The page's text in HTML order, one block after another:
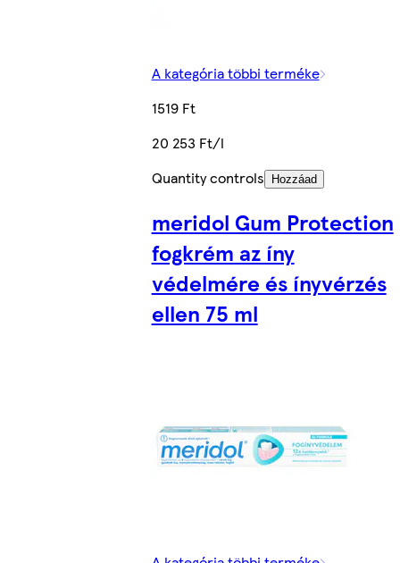
A kategória többi terméke
1519 Ft
20 253 Ft/l
Quantity controls
Hozzáad
meridol Gum Protection
fogkrém az íny
védelmére és ínyvérzés
ellen 75 ml